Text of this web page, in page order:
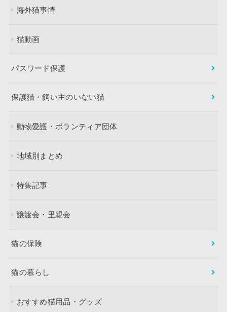
海外猫事情
猫動画
パスワード保護
保護猫・飼い主のいない猫
動物愛護・ボランティア団体
地域別まとめ
特集記事
譲渡会・里親会
猫の保険
猫の暮らし
おすすめ猫用品・グッズ